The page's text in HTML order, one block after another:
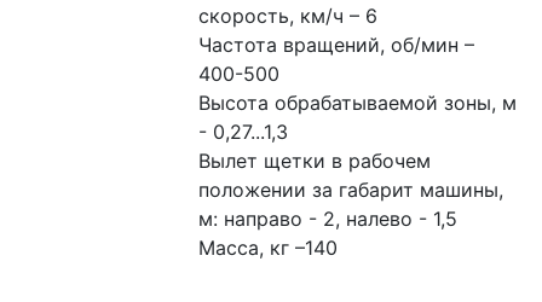
скорость, км/ч – 6
Частота вращений, об/мин –
400-500
Высота обрабатываемой зоны, м
- 0,27...1,3
Вылет щетки в рабочем
положении за габарит машины,
м: направо - 2, налево - 1,5
Масса, кг –140